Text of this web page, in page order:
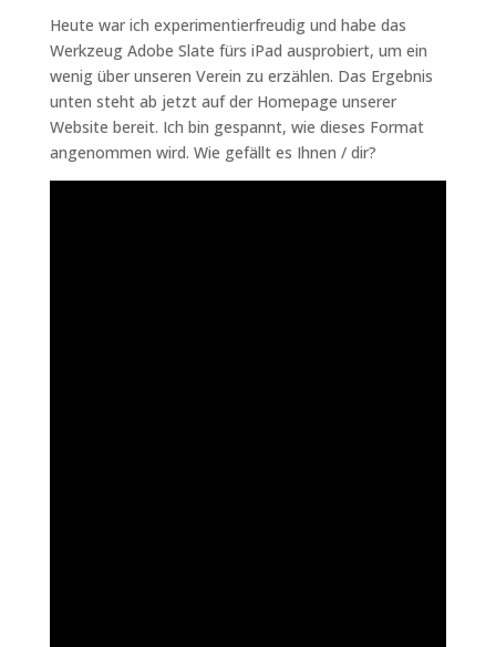
Heute war ich experimentierfreudig und habe das
Werkzeug Adobe Slate fürs iPad ausprobiert, um ein
wenig über unseren Verein zu erzählen. Das Ergebnis
unten steht ab jetzt auf der Homepage unserer
Website bereit. Ich bin gespannt, wie dieses Format
angenommen wird. Wie gefällt es Ihnen / dir?